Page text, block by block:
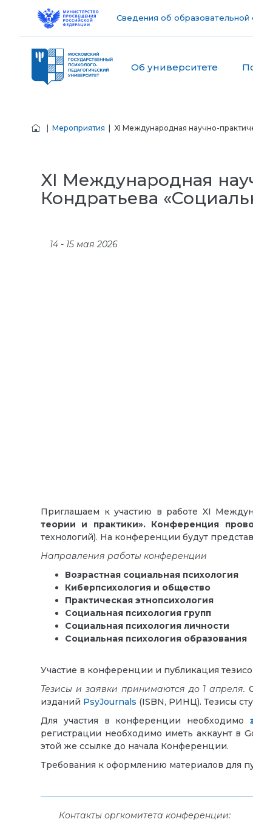
Сведения об образовательной
Об университете
Мероприятия | XI Международная научно-
XI Международная
Кондратьева
14 - 15 мая 2026
Приглашаем к участию в работе XI
теории и практики». Конференция
технологий). На конференции будут
Направления работы конференции
Возрастная социальная психология
Киберпсихология и общество
Практическая этнопсихология
Социальная психология групп
Социальная психология личности
Социальная психология образования
Участие в конференции и публикация
Тезисы и заявки принимаются до 1 апреля.
изданий PsyJournals (ISBN, РИНЦ). Тезисы
Для участия в конференции необходимо
регистрации необходимо иметь аккаунт в
этой же ссылке до начала Конференции.
Требования к оформлению материалов для
Контакты оргкомитета конференции: